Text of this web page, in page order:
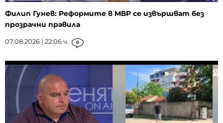
Филип Гунев: Реформите в МВР се извършват без
прозрачни правила
07.08.2026 | 22:06 ч. 6